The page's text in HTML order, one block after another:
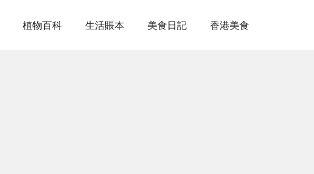
植物百科 生活賬本 美食日記 香港美食